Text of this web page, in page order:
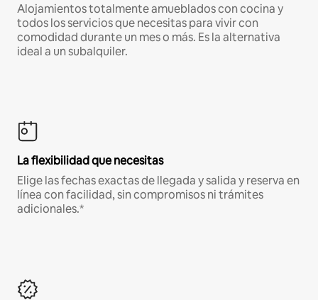
Alojamientos totalmente amueblados con cocina y
todos los servicios que necesitas para vivir con
comodidad durante un mes o más. Es la alternativa
ideal a un subalquiler.
La flexibilidad que necesitas
Elige las fechas exactas de llegada y salida y reserva en
línea con facilidad, sin compromisos ni trámites
adicionales.*